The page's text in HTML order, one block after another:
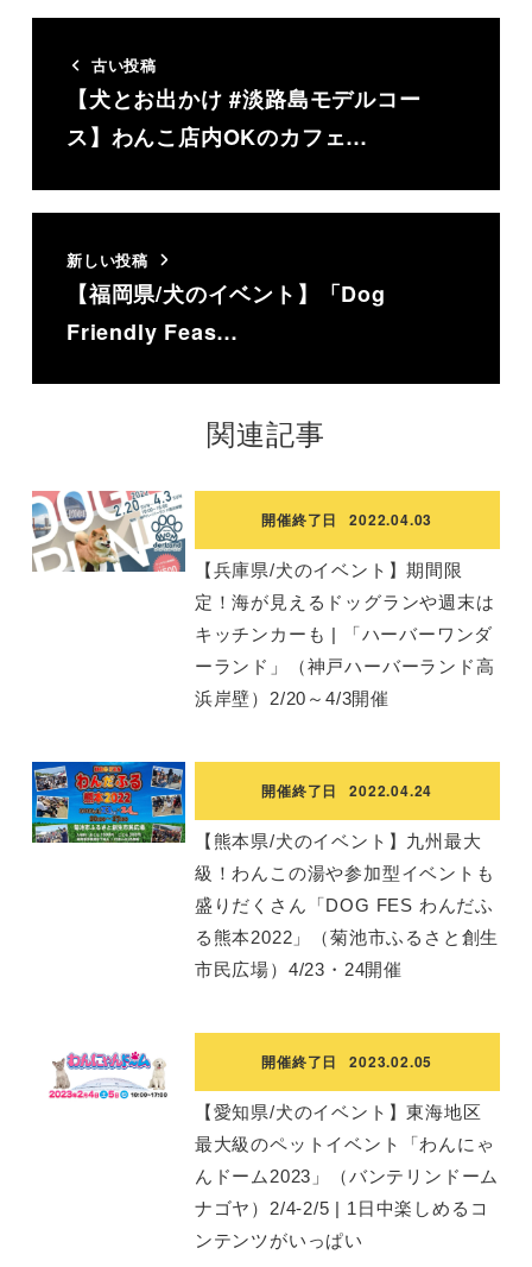
古い投稿
【犬とお出かけ #淡路島モデルコー
ス】わんこ店内OKのカフェ…
新しい投稿
【福岡県/犬のイベント】「Dog
Friendly Feas…
関連記事
開催終了日 2022.04.03
【兵庫県/犬のイベント】期間限
定！海が見えるドッグランや週末は
キッチンカーも | 「ハーバーワンダ
ーランド」（神戸ハーバーランド高
浜岸壁）2/20～4/3開催
開催終了日 2022.04.24
【熊本県/犬のイベント】九州最大
級！わんこの湯や参加型イベントも
盛りだくさん「DOG FES わんだふ
る熊本2022」（菊池市ふるさと創生
市民広場）4/23・24開催
開催終了日 2023.02.05
【愛知県/犬のイベント】東海地区
最大級のペットイベント「わんにゃ
んドーム2023」（バンテリンドーム
ナゴヤ）2/4-2/5 | 1日中楽しめるコ
ンテンツがいっぱい